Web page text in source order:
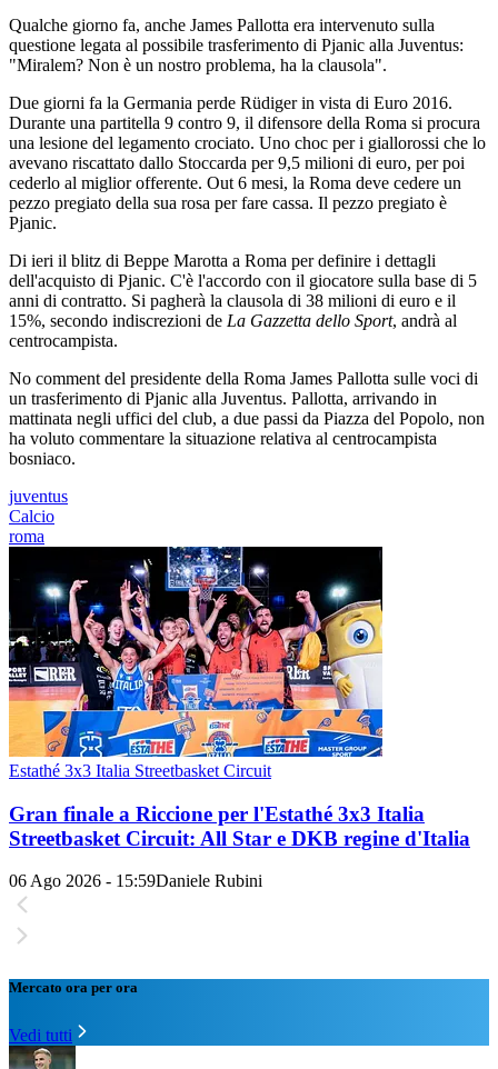
Qualche giorno fa, anche James Pallotta era intervenuto sulla
questione legata al possibile trasferimento di Pjanic alla Juventus:
"Miralem? Non è un nostro problema, ha la clausola".
Due giorni fa la Germania perde Rüdiger in vista di Euro 2016.
Durante una partitella 9 contro 9, il difensore della Roma si procura
una lesione del legamento crociato. Uno choc per i giallorossi che lo
avevano riscattato dallo Stoccarda per 9,5 milioni di euro, per poi
cederlo al miglior offerente. Out 6 mesi, la Roma deve cedere un
pezzo pregiato della sua rosa per fare cassa. Il pezzo pregiato è
Pjanic.
Di ieri il blitz di Beppe Marotta a Roma per definire i dettagli
dell'acquisto di Pjanic. C'è l'accordo con il giocatore sulla base di 5
anni di contratto. Si pagherà la clausola di 38 milioni di euro e il
15%, secondo indiscrezioni de La Gazzetta dello Sport, andrà al
centrocampista.
No comment del presidente della Roma James Pallotta sulle voci di
un trasferimento di Pjanic alla Juventus. Pallotta, arrivando in
mattinata negli uffici del club, a due passi da Piazza del Popolo, non
ha voluto commentare la situazione relativa al centrocampista
bosniaco.
juventus
Calcio
roma
Estathé 3x3 Italia Streetbasket Circuit
Gran finale a Riccione per l'Estathé 3x3 Italia
Streetbasket Circuit: All Star e DKB regine d'Italia
06 Ago 2026 - 15:59Daniele Rubini
Mercato ora per ora
Vedi tutti